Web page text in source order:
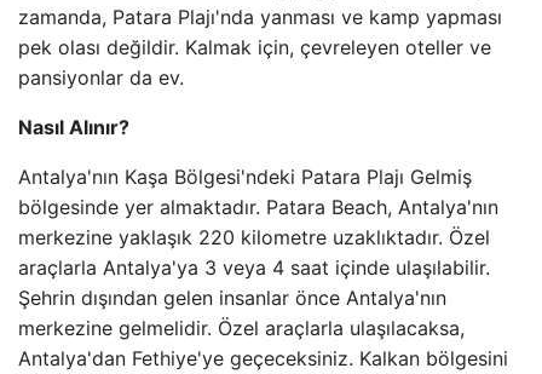
zamanda, Patara Plajı'nda yanması ve kamp yapması
pek olası değildir. Kalmak için, çevreleyen oteller ve
pansiyonlar da ev.
Nasıl Alınır?
Antalya'nın Kaşa Bölgesi'ndeki Patara Plajı Gelmiş
bölgesinde yer almaktadır. Patara Beach, Antalya'nın
merkezine yaklaşık 220 kilometre uzaklıktadır. Özel
araçlarla Antalya'ya 3 veya 4 saat içinde ulaşılabilir.
Şehrin dışından gelen insanlar önce Antalya'nın
merkezine gelmelidir. Özel araçlarla ulaşılacaksa,
Antalya'dan Fethiye'ye geçeceksiniz. Kalkan bölgesini